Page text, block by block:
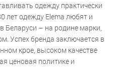
одежду практически
лет одежду Elema любят и
Беларуси – на родине марки,
Успех бренда заключается в
крое, высоком качестве
ценовая политике и